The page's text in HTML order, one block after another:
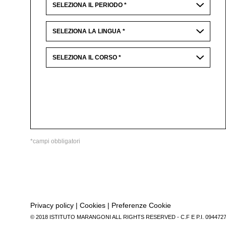
*campi obbligatori
Privacy policy | Cookies | Preferenze Cookie
© 2018 ISTITUTO MARANGONI ALL RIGHTS RESERVED - C.F E P.I.